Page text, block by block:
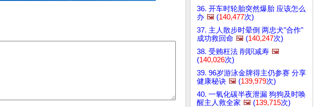
36. 开车时轮胎突然爆胎 应该怎么
办 🖼️ (140,477次)
37. 主人散步时晕倒 两忠犬"合作"
成功救回命 🖼️ (140,247次)
38. 受贿枉法 削职减寿 🖼️
(140,026次)
39. 96岁游泳金牌得主仍参赛 分享
健康秘诀 🖼️ (139,979次)
40. 一氧化碳半夜泄漏 狗狗及时唤
醒主人救全家 🖼️ (139,715次)